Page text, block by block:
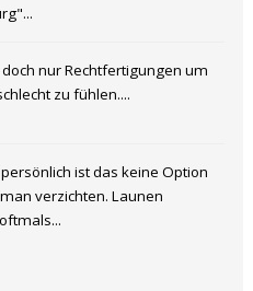
nur Rechtfertigungen um
zu fühlen....
ist das keine Option
verzichten. Launen